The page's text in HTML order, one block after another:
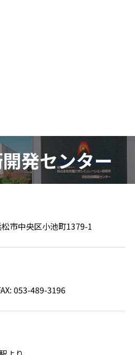
発センター
市中央区小池町1379-1
053-489-3196